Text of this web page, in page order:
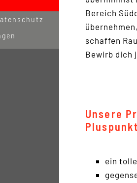
Bereich
schaffen
Bewirb dich
Unsere
ein